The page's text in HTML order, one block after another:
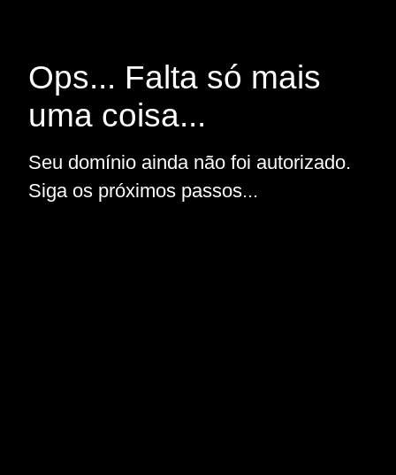
Ops... Falta só mais
uma coisa...
Seu domínio ainda não foi autorizado.
Siga os próximos passos...